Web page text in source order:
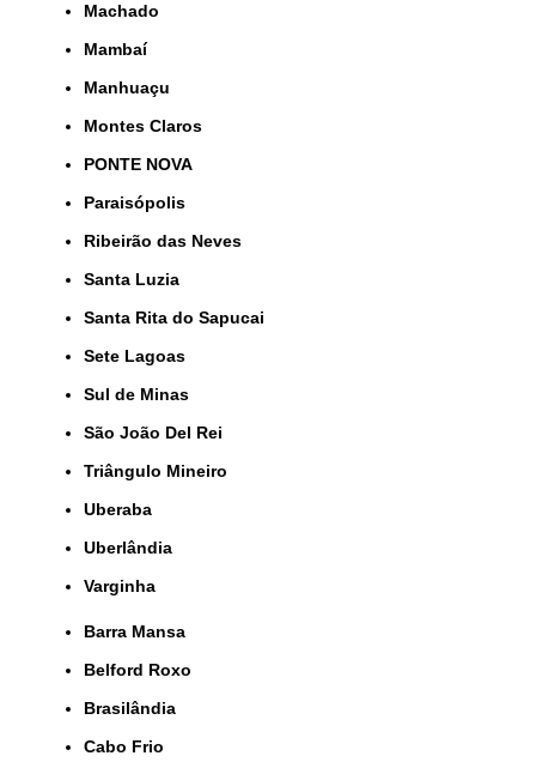
Machado
Mambaí
Manhuaçu
Montes Claros
PONTE NOVA
Paraisópolis
Ribeirão das Neves
Santa Luzia
Santa Rita do Sapucai
Sete Lagoas
Sul de Minas
São João Del Rei
Triângulo Mineiro
Uberaba
Uberlândia
Varginha
Barra Mansa
Belford Roxo
Brasilândia
Cabo Frio